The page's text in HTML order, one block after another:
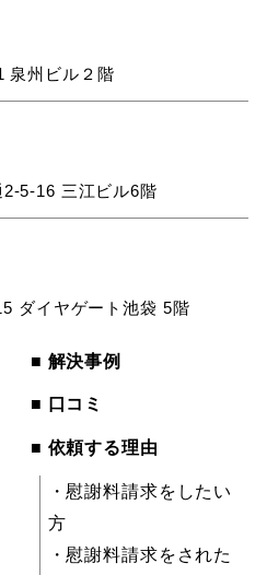
泉州ビル２階
5-16 三江ビル6階
ダイヤゲート池袋 5階
■ 解決事例
■ 口コミ
■ 依頼する理由
・慰謝料請求をしたい
方
・慰謝料請求をされた